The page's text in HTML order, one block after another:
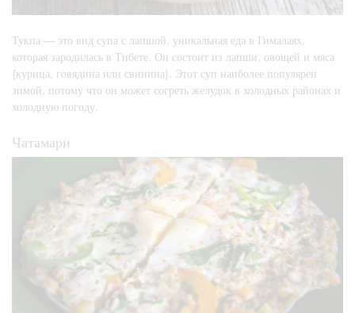
Тукпа — это вид супа с лапшой, уникальная еда в Гималаях,
которая зародилась в Тибете. Он состоит из лапши, овощей и мяса
(курица, говядина или свинина). Этот суп наиболее популярен
зимой, потому что он может согреть желудок в холодных районах и
холодную погоду.
Чатамари